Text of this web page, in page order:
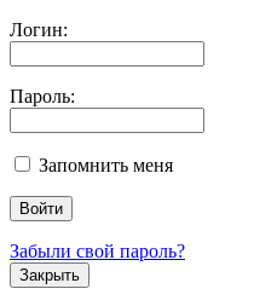
Логин:
Пароль:
Запомнить меня
Забыли свой пароль?
Закрыть